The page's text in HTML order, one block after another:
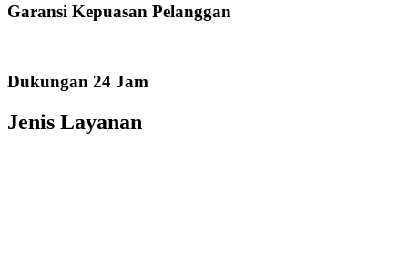
Garansi Kepuasan Pelanggan
Dukungan 24 Jam
Jenis Layanan